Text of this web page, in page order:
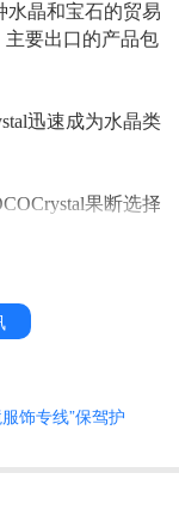
水晶和宝石的贸易
要出口的产品包
迅速成为水晶类
果断选择
牌小店ABC Crys
，相关标签#crys
总销量超2万
依然有着上涨的
“水晶DIY吊饰”
饰专线”保驾护